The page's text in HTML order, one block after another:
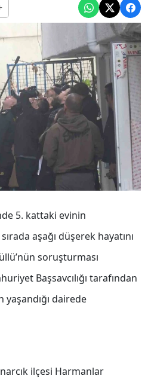
5. kattaki evinin
aşağı düşerek hayatını
soruşturması
Başsavcılığı tarafından
dairede
ilçesi Harmanlar